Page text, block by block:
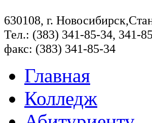
630108, г.
Тел.: (383) 341-85-34, 341-
факс: (383) 341-85-34
Главная
Колледж